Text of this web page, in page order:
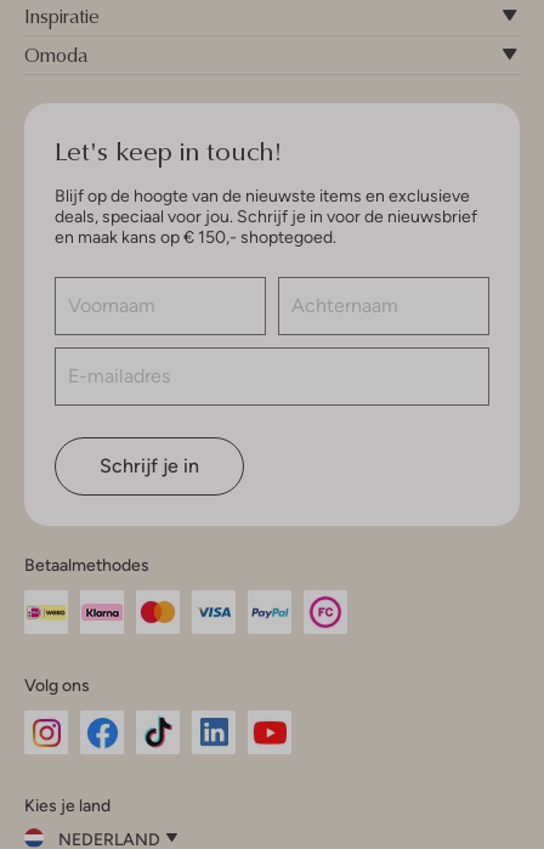
Inspiratie
Omoda
Let's keep in touch!
Blijf op de hoogte van de nieuwste items en exclusieve
deals, speciaal voor jou. Schrijf je in voor de nieuwsbrief
en maak kans op € 150,- shoptegoed.
Schrijf je in
Betaalmethodes
Volg ons
InstagramFacebook
Kies je land
NEDERLAND